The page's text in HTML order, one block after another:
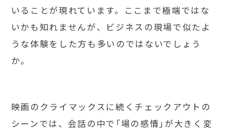
いることが現れています。ここまで極端ではな
いかも知れませんが、ビジネスの現場で似たよ
うな体験をした方も多いのではないでしょう
か。
映画のクライマックスに続くチェックアウトの
シーンでは、会話の中で「場の感情」が大きく変